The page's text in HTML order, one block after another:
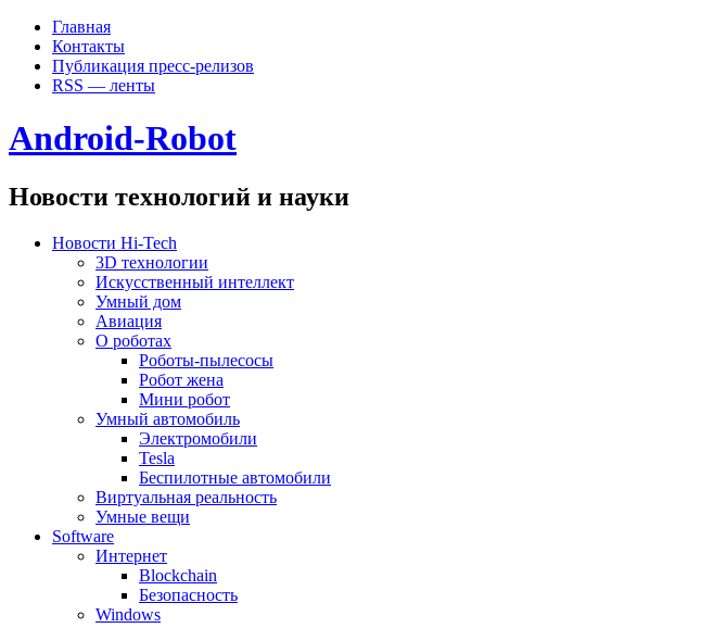
Главная
Контакты
Публикация пресс-релизов
RSS — ленты
Android-Robot
Новости технологий и науки
Новости Hi-Tech
3D технологии
Искусственный интеллект
Умный дом
Авиация
О роботах
Роботы-пылесосы
Робот жена
Мини робот
Умный автомобиль
Электромобили
Tesla
Беспилотные автомобили
Виртуальная реальность
Умные вещи
Software
Интернет
Blockchain
Безопасность
Windows